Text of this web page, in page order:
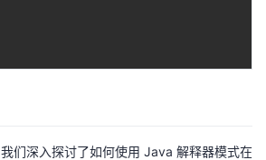
们深入探讨了如何使用 Java 解释器模式在